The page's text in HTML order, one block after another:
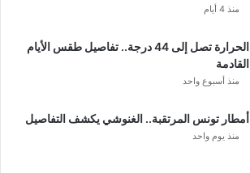
منذ 4 أيام
الحرارة تصل إلى 44 درجة.. تفاصيل طقس الأيام
القادمة
منذ أسبوع واحد
أمطار تونس المرتقبة.. الغنوشي يكشف التفاصيل
منذ يوم واحد